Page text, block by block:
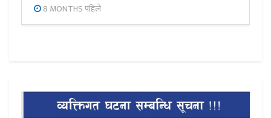
8 MONTHS पहिले